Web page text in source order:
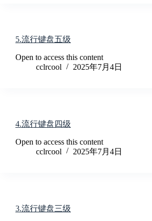
5.流行键盘五级
Open to access this content
cclrcool
2025年7月4日
4.流行键盘四级
Open to access this content
cclrcool
2025年7月4日
3.流行键盘三级